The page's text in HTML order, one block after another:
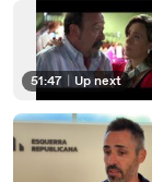
51:47 Up next